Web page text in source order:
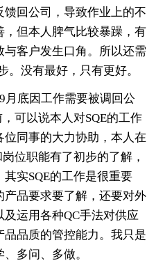
回公司，导致作业上的不
但本人脾气比较暴躁，有
客户发生口角。所以还需
。没有最好，只有更好。
月底因工作需要被调回公
可以说本人对SQE的工作
同事的大力协助，本人在
位职能有了初步的了解，
实SQE的工作是很重要
品要求要了解，还要对外
运用各种QC手法对供应
品质的管控能力。我只是
多问、多做。